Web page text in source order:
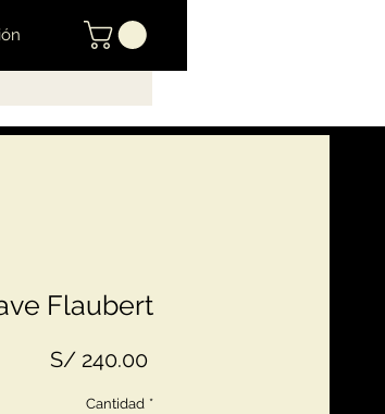
Flaubert
S/ 240.00Precio
Cantidad *